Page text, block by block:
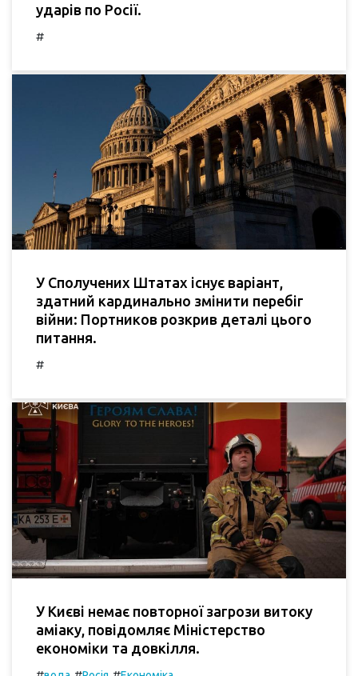
ударів по Росії.
#
У Сполучених Штатах існує варіант,
здатний кардинально змінити перебіг
війни: Портников розкрив деталі цього
питання.
#
У Києві немає повторної загрози витоку
аміаку, повідомляє Міністерство
економіки та довкілля.